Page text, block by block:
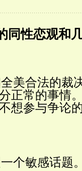
同性恋观和
美合法的裁
正常的事情
想参与争论
个敏感话题